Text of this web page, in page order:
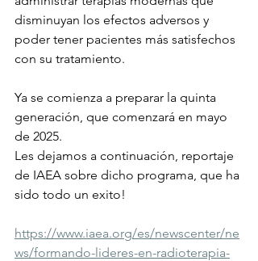
disminuyan los efectos adversos y
poder tener pacientes más satisfechos
con su tratamiento.
Ya se comienza a preparar la quinta
generación, que comenzará en mayo
de 2025.
Les dejamos a continuación, reportaje
de IAEA sobre dicho programa, que ha
sido todo un exito!
https://www.iaea.org/es/newscenter/ne
ws/formando-lideres-en-radioterapia-